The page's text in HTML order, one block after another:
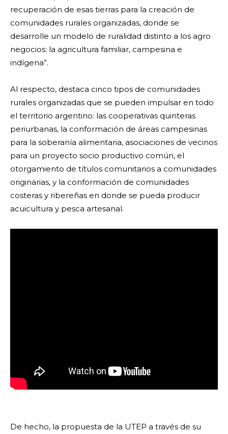
recuperación de esas tierras para la creación de
comunidades rurales organizadas, donde se
desarrolle un modelo de ruralidad distinto a los agro
negocios: la agricultura familiar, campesina e
indígena”.
Al respecto, destaca cinco tipos de comunidades
rurales organizadas que se pueden impulsar en todo
el territorio argentino: las cooperativas quinteras
periurbanas, la conformación de áreas campesinas
para la soberanía alimentaria, asociaciones de vecinos
para un proyecto socio productivo común, el
otorgamiento de títulos comunitarios a comunidades
originarias, y la conformación de comunidades
costeras y ribereñas en donde se pueda producir
acuicultura y pesca artesanal.
De hecho, la propuesta de la UTEP a través de su